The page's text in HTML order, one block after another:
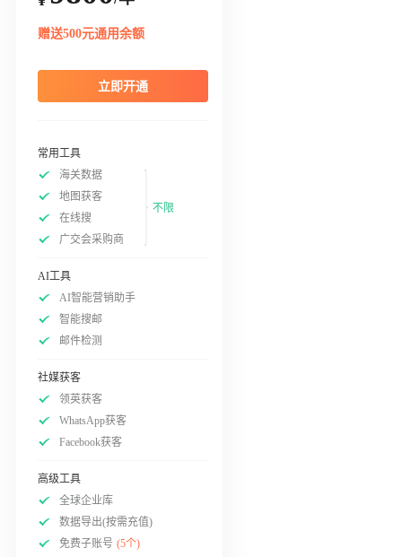
赠送500元通用余额
立即开通
常用工具
海关数据
地图获客
在线搜
广交会采购商
不限
AI工具
AI智能营销助手
智能搜邮
邮件检测
社媒获客
领英获客
WhatsApp获客
Facebook获客
高级工具
全球企业库
数据导出(按需充值)
免费子账号 (5个)